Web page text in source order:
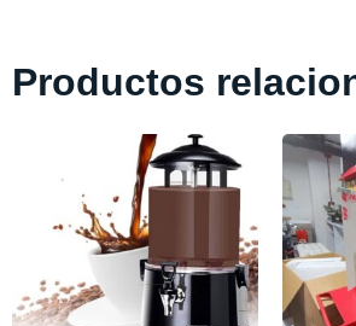
Productos